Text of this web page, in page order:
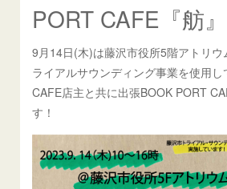
PORT CAFE『舫』
9月14日(木)は藤沢市役所5階アトリウ
ライアルサウンディング事業を使用
CAFE店主と共に出張BOOK PORT
す！